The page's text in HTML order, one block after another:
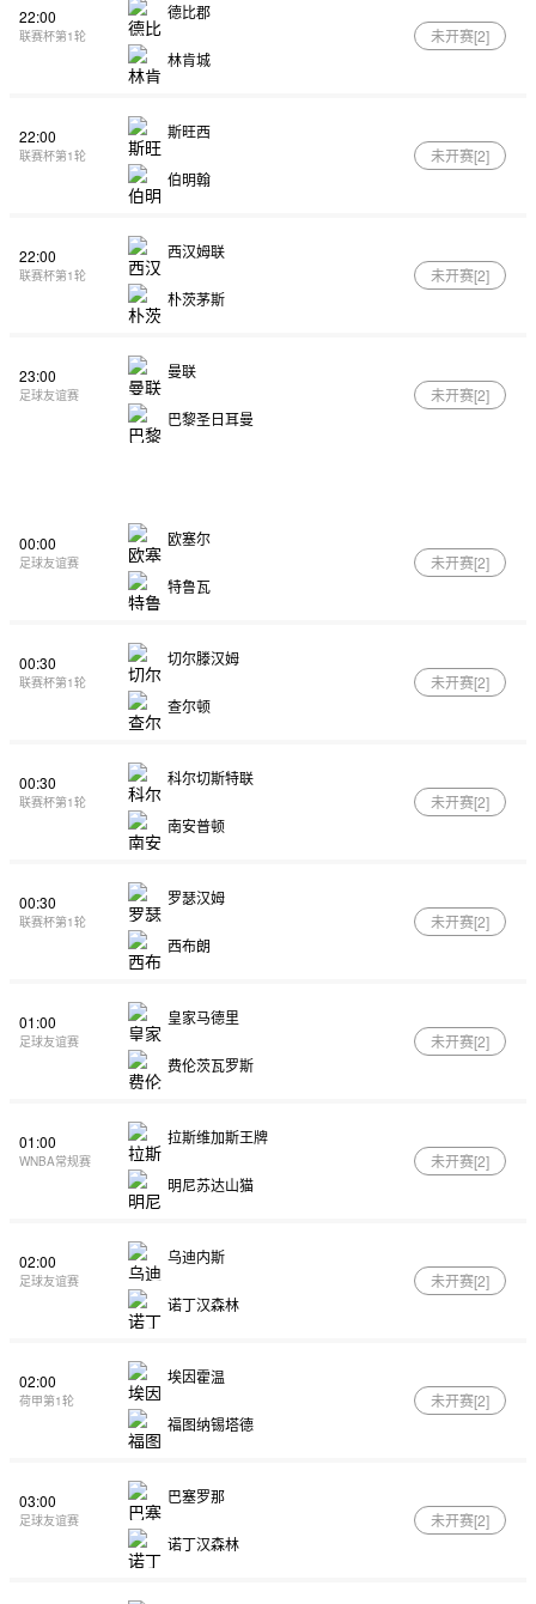
22:00
联赛杯第1轮
德比郡
林肯城
未开赛[2]
22:00
联赛杯第1轮
斯旺西
伯明翰
未开赛[2]
22:00
联赛杯第1轮
西汉姆联
朴茨茅斯
未开赛[2]
23:00
足球友谊赛
曼联
巴黎圣日耳曼
未开赛[2]
00:00
足球友谊赛
欧塞尔
特鲁瓦
未开赛[2]
00:30
联赛杯第1轮
切尔滕汉姆
查尔顿
未开赛[2]
00:30
联赛杯第1轮
科尔切斯特联
南安普顿
未开赛[2]
00:30
联赛杯第1轮
罗瑟汉姆
西布朗
未开赛[2]
01:00
足球友谊赛
皇家马德里
费伦茨瓦罗斯
未开赛[2]
01:00
WNBA常规赛
拉斯维加斯王牌
明尼苏达山猫
未开赛[2]
02:00
足球友谊赛
乌迪内斯
诺丁汉森林
未开赛[2]
02:00
荷甲第1轮
埃因霍温
福图纳锡塔德
未开赛[2]
03:00
足球友谊赛
巴塞罗那
诺丁汉森林
未开赛[2]